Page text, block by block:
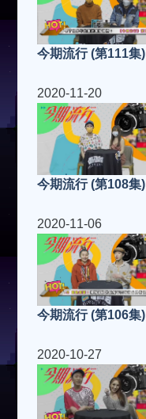
今期流行 (第111集)
2020-11-20
今期流行 (第108集)
2020-11-06
今期流行 (第106集)
2020-10-27